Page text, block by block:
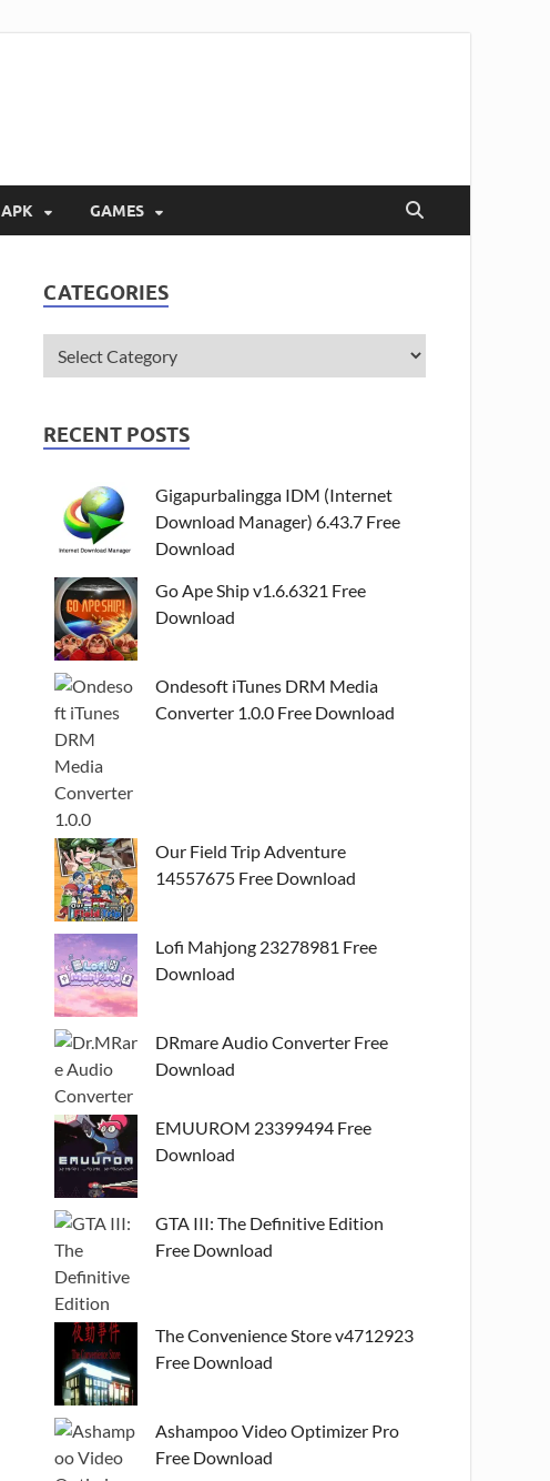
APK GAMES
CATEGORIES
RECENT POSTS
Gigapurbalingga IDM (Internet
Download Manager) 6.43.7 Free
Download
Go Ape Ship v1.6.6321 Free
Download
Ondesoft iTunes DRM Media
Converter 1.0.0 Free Download
Our Field Trip Adventure
14557675 Free Download
Lofi Mahjong 23278981 Free
Download
DRmare Audio Converter Free
Download
EMUUROM 23399494 Free
Download
GTA III: The Definitive Edition
Free Download
The Convenience Store v4712923
Free Download
Ashampoo Video Optimizer Pro
Free Download